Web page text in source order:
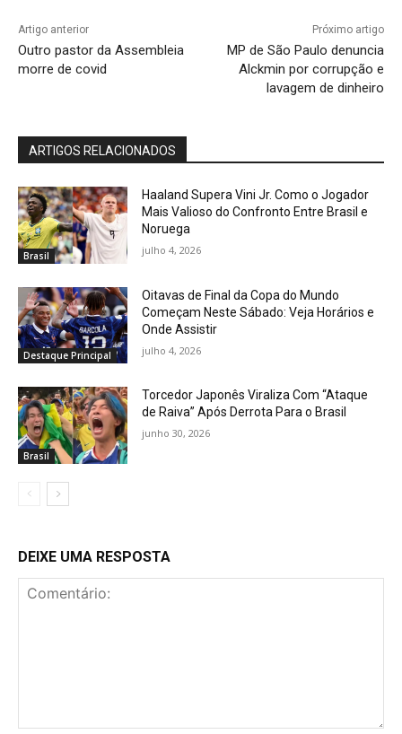
Artigo anterior
Outro pastor da Assembleia
morre de covid
Próximo artigo
MP de São Paulo denuncia
Alckmin por corrupção e
lavagem de dinheiro
ARTIGOS RELACIONADOS
Brasil
Haaland Supera Vini Jr. Como o Jogador
Mais Valioso do Confronto Entre Brasil e
Noruega
julho 4, 2026
Destaque Principal
Oitavas de Final da Copa do Mundo
Começam Neste Sábado: Veja Horários e
Onde Assistir
julho 4, 2026
Brasil
Torcedor Japonês Viraliza Com “Ataque
de Raiva” Após Derrota Para o Brasil
junho 30, 2026
DEIXE UMA RESPOSTA